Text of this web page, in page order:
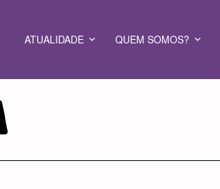
ATUALIDADE QUEM SOMOS?